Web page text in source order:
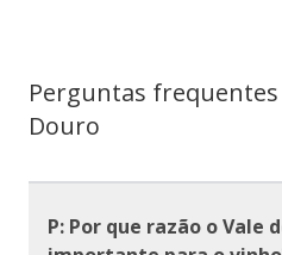
Perguntas frequentes
Douro
P: Por que razão o Vale